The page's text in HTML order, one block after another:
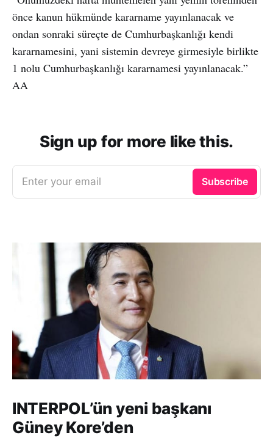
önce kanun hükmünde kararname yayınlanacak ve
ondan sonraki süreçte de Cumhurbaşkanlığı kendi
kararnamesini, yani sistemin devreye girmesiyle birlikte
1 nolu Cumhurbaşkanlığı kararnamesi yayınlanacak.”
AA
Sign up for more like this.
Enter your email Subscribe
INTERPOL’ün yeni başkanı
Güney Kore’den